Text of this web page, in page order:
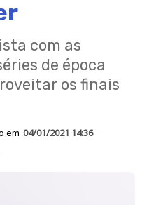
com as
de época
os finais
em 04/01/2021 14:36